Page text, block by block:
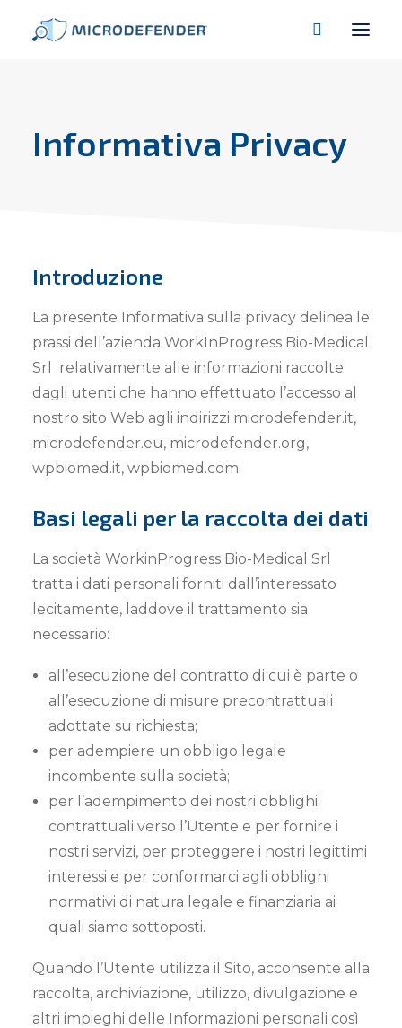
Informativa Privacy
Introduzione
La presente Informativa sulla privacy delinea le
prassi dell’azienda WorkInProgress Bio-Medical
Srl relativamente alle informazioni raccolte
dagli utenti che hanno effettuato l’accesso al
nostro sito Web agli indirizzi microdefender.it,
microdefender.eu, microdefender.org,
wpbiomed.it, wpbiomed.com.
Basi legali per la raccolta dei dati
La società WorkinProgress Bio-Medical Srl
tratta i dati personali forniti dall’interessato
lecitamente, laddove il trattamento sia
necessario:
all’esecuzione del contratto di cui è parte o
all’esecuzione di misure precontrattuali
adottate su richiesta;
per adempiere un obbligo legale
incombente sulla società;
per l’adempimento dei nostri obblighi
contrattuali verso l’Utente e per fornire i
nostri servizi, per proteggere i nostri legittimi
interessi e per conformarci agli obblighi
normativi di natura legale e finanziaria ai
quali siamo sottoposti.
Quando l’Utente utilizza il Sito, acconsente alla
raccolta, archiviazione, utilizzo, divulgazione e
altri impieghi delle Informazioni personali così